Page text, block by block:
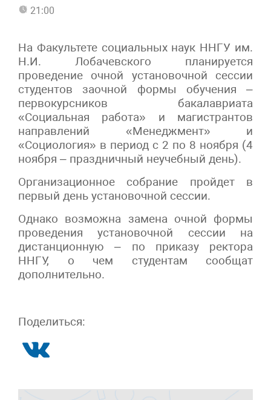
21:00
На Факультете социальных наук ННГУ им.
Н.И. Лобачевского планируется
проведение очной установочной сессии
студентов заочной формы обучения –
первокурсников бакалавриата
«Социальная работа» и магистрантов
направлений «Менеджмент» и
«Социология» в период с 2 по 8 ноября (4
ноября – праздничный неучебный день).
Организационное собрание пройдет в
первый день установочной сессии.
Однако возможна замена очной формы
проведения установочной сессии на
дистанционную – по приказу ректора
ННГУ, о чем студентам сообщат
дополнительно.
Поделиться: